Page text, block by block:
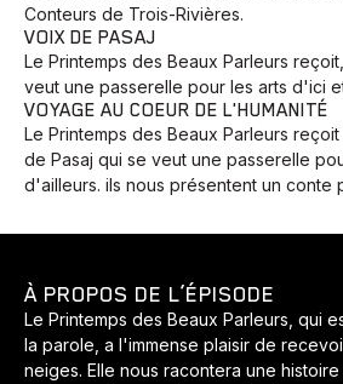
Conteurs de Trois-Rivières.
VOIX DE PASAJ
Le Printemps des Beaux Parleurs
veut une passerelle pour les arts d'ici
VOYAGE AU COEUR DE L'HUMANITÉ
Le Printemps des Beaux Parleurs
de Pasaj qui se veut une passerelle
d'ailleurs. ils nous présentent un conte
À PROPOS DE L’ÉPISODE
Le Printemps des Beaux Parleurs, qui
la parole, a l'immense plaisir de
neiges. Elle nous racontera une